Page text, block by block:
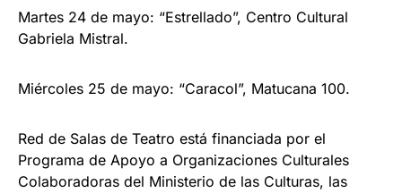
Martes 24 de mayo: “Estrellado”, Centro Cultural
Gabriela Mistral.
Miércoles 25 de mayo: “Caracol”, Matucana 100.
Red de Salas de Teatro está financiada por el
Programa de Apoyo a Organizaciones Culturales
Colaboradoras del Ministerio de las Culturas, las